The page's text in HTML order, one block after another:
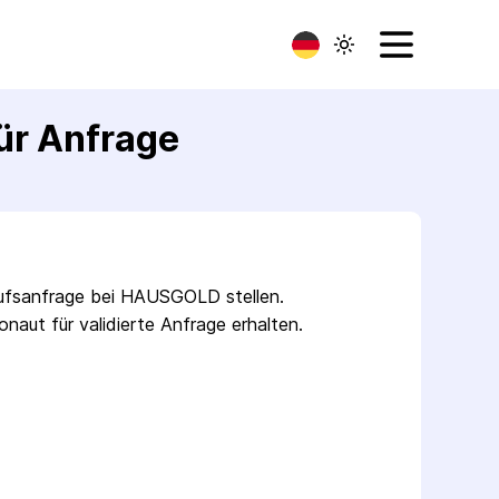
Anfrage
bei HAUSGOLD stellen.
für validierte Anfrage erhalten.